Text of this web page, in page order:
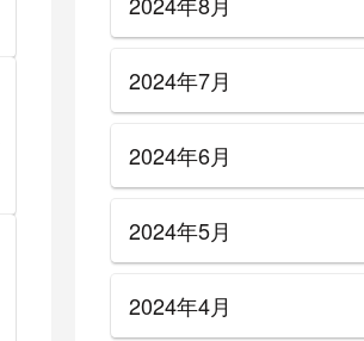
2024年7月
2024年6月
2024年5月
2024年4月